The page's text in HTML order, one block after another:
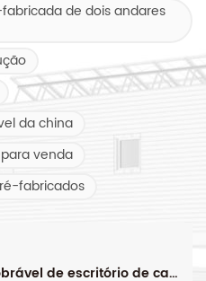
de dois andares
da china
venda
fabricados
Recipiente plano dobrável de escritório de casa pré-fabricada da china, casa modular de construção de vendas imperdível bom preço